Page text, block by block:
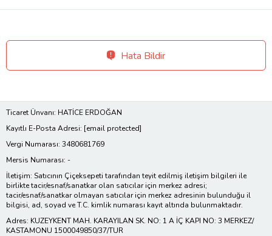
Hata Bildir
Ticaret Ünvanı: HATİCE ERDOĞAN
Kayıtlı E-Posta Adresi: [email protected]
Vergi Numarası: 3480681769
Mersis Numarası: -
İletişim: Satıcının Çiçeksepeti tarafından teyit edilmiş iletişim bilgileri ile
birlikte tacir/esnaf/sanatkar olan satıcılar için merkez adresi;
tacir/esnaf/sanatkar olmayan satıcılar için merkez adresinin bulunduğu il
bilgisi, ad, soyad ve T.C. kimlik numarası kayıt altında bulunmaktadır.
Adres: KUZEYKENT MAH. KARAYILAN SK. NO: 1 A İÇ KAPI NO: 3 MERKEZ/
KASTAMONU 1500049850/37/TUR